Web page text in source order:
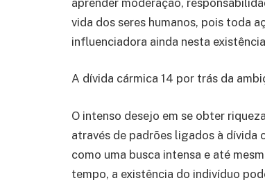
vida dos seres humanos, pois toda
influenciadora ainda nesta
A dívida cármica 14 por trás da
O intenso desejo em se obter
através de padrões ligados à dívida
como uma busca intensa e até
tempo, a existência do indivíduo